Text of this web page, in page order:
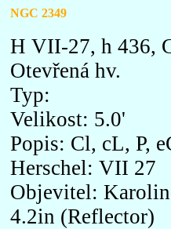
NGC 2349
H VII-27, h 436,
Otevřená hv.
Typ:
Velikost: 5.0'
Popis: Cl, cL, P,
Herschel: VII 27
Objevitel:
4.2in (Reflector)